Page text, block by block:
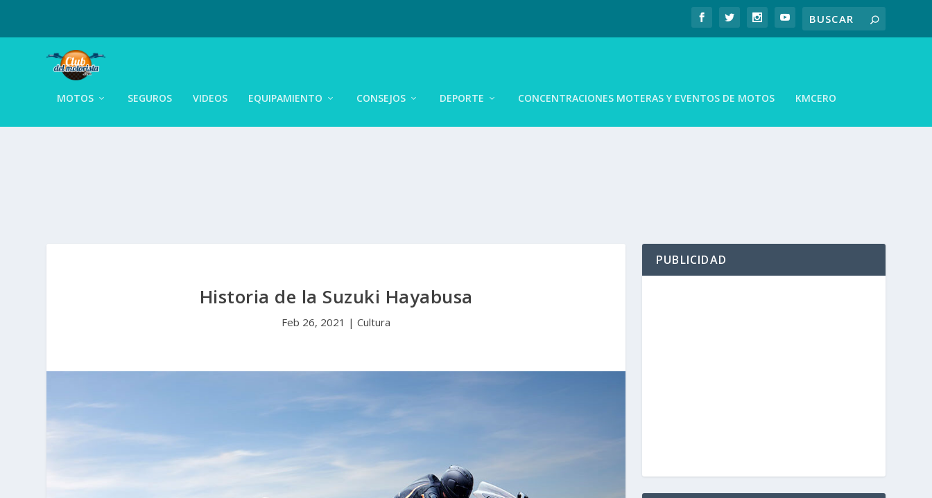
MOTOS SEGUROS VIDEOS EQUIPAMIENTO CONSEJOS DEPORTE CONCENTRACIONES MOTERAS Y EVENTOS DE MOTOS KMCERO
Historia de la Suzuki Hayabusa
Feb 26, 2021 |Cultura
PUBLICIDAD